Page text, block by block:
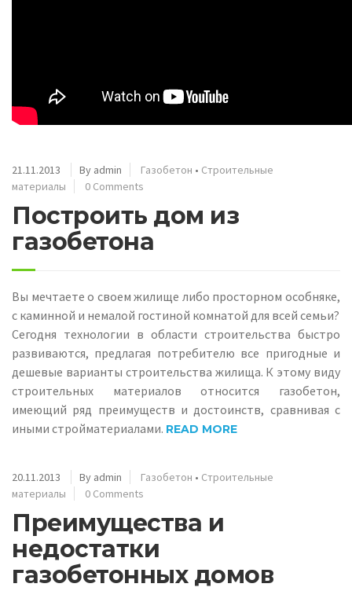
21.11.2013 By admin Газобетон • Строительные
материалы
0 Comments
Построить дом из
газобетона
Вы мечтаете о своем жилище либо просторном особняке,
с каминной и немалой гостиной комнатой для всей семьи?
Сегодня технологии в области строительства быстро
развиваются, предлагая потребителю все пригодные и
дешевые варианты строительства жилища. К этому виду
строительных материалов относится газобетон,
имеющий ряд преимуществ и достоинств, сравнивая с
иными стройматериалами. READ MORE
20.11.2013 By admin Газобетон • Строительные
материалы
0 Comments
Преимущества и
недостатки
газобетонных домов